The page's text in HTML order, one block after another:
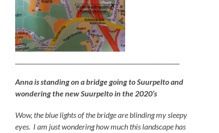
Anna is standing on a bridge going to Suurpelto and
wondering the new Suurpelto in the 2020’s
Wow, the blue lights of the bridge are blinding my sleepy
eyes. I am just wondering how much this landscape has